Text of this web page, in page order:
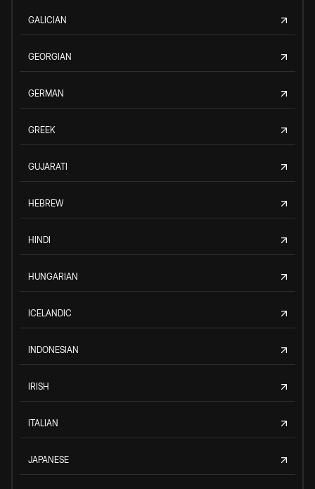
GALICIAN
GEORGIAN
GERMAN
GREEK
GUJARATI
HEBREW
HINDI
HUNGARIAN
ICELANDIC
INDONESIAN
IRISH
ITALIAN
JAPANESE